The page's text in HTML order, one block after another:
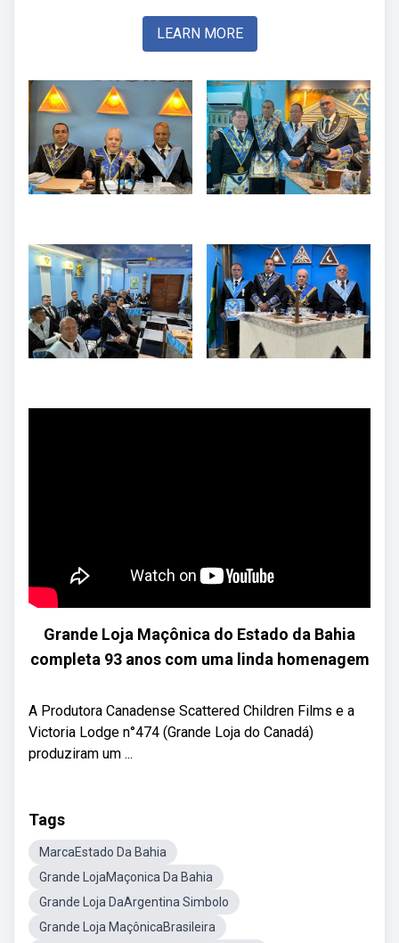
LEARN MORE
Grande Loja Maçônica do Estado da Bahia
completa 93 anos com uma linda homenagem
A Produtora Canadense Scattered Children Films e a
Victoria Lodge n°474 (Grande Loja do Canadá)
produziram um ...
Tags
MarcaEstado Da Bahia
Grande LojaMaçonica Da Bahia
Grande Loja DaArgentina Simbolo
Grande Loja MaçônicaBrasileira